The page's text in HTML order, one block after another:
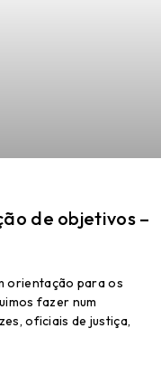
de objetivos –
orientação para os
fazer num
oficiais de justiça,